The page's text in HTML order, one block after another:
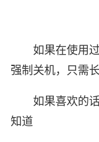
如果在使用过
强制关机，只需
如果喜欢的话
知道